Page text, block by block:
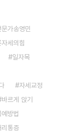
가송영민
자세의힘
일자목
자세교정
바르게 앉기
방법
리통증